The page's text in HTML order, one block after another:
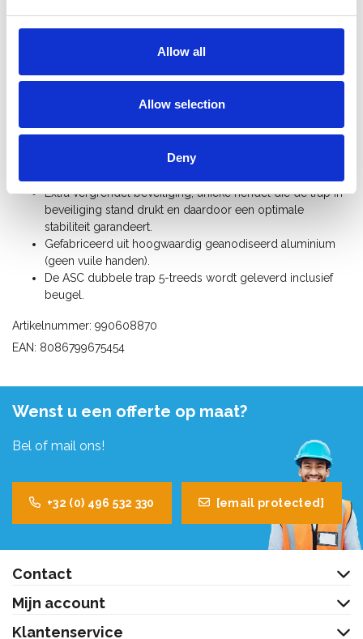
Allow all
Allow selection
Deny
Beschrijving
licht in gewicht. De treden hebben een breed sta vlak met
antislipprofiel. Alle treden zijn gefelst, gelast en nog eens extra
opgesloten in het profiel. De trapladder is onderaan voorzien
Extra vergrendel beveiliging, unieke hendel die de trap in
beveiliging stand drukt en daardoor een optimale
stabiliteit garandeert.
Gefabriceerd uit hoogwaardig geanodiseerd aluminium
(geen vuile handen).
De ASC dubbele trap 5-treeds wordt geleverd inclusief
beugel.
Artikelnummer: 990608870
EAN: 8086799675454
Wenst u een offerte op maat?
Bel of mail ons!
+32 (0) 496 532 330 [email protected]
Contact
Mijn account
Klantenservice